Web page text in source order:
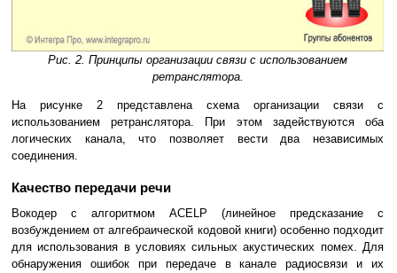
Рис. 2. Принципы организации связи с использованием
ретранслятора.
На рисунке 2 представлена схема организации связи с
использованием ретранслятора. При этом задействуются оба
логических канала, что позволяет вести два независимых
соединения.
Качество передачи речи
Вокодер с алгоритмом ACELP (линейное предсказание с
возбуждением от алгебраической кодовой книги) особенно подходит
для использования в условиях сильных акустических помех. Для
обнаружения ошибок при передаче в канале радиосвязи и их